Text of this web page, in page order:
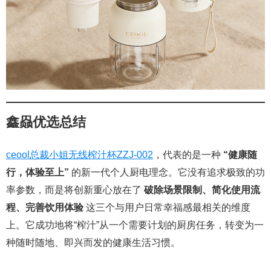
鑫赑优选总结
ceool总裁小姐无线榨汁杯ZZJ-002 ，代表的是一种 “健康随
行，体验至上” 的新一代个人厨电理念。它没有追求极致的功
率参数，而是将创新重心放在了 破除场景限制、简化使用流
程、完善饮用体验 这三个与用户日常幸福感最相关的维度
上。它成功地将“榨汁”从一个需要计划的厨房任务，转变为一
种随时随地、即兴而发的健康生活习惯。